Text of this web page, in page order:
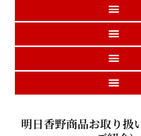
明日香野商品お取り扱